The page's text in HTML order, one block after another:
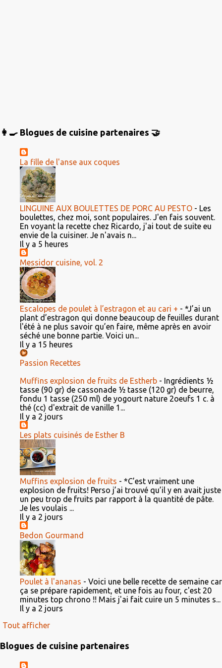
👩‍🍳 Blogues de cuisine partenaires 🤝
La fille de l'anse aux coques
LINGUINE AUX BOULETTES DE PORC AU PESTO - Les
boulettes, chez moi, sont populaires. J'en fais souvent.
En voyant la recette chez Ricardo, j'ai tout de suite eu
envie de la cuisiner. Je n'avais n...
Il y a 5 heures
Messidor cuisine, vol. 2
Escalopes de poulet à l’estragon et au cari + - *J’ai un
plant d’estragon qui donne beaucoup de feuilles durant
l'été à ne plus savoir qu’en faire, même après en avoir
séché une bonne partie. Voici un...
Il y a 15 heures
Passion Recettes
Muffins explosion de fruits de Estherb - Ingrédients ½
tasse (90 gr) de cassonade ½ tasse (120 gr) de beurre,
fondu 1 tasse (250 ml) de yogourt nature 2oeufs 1 c. à
thé (cc) d'extrait de vanille 1...
Il y a 2 jours
Les plats cuisinés de Esther B
Muffins explosion de fruits - *C’est vraiment une
explosion de fruits! Perso j’ai trouvé qu’il y en avait juste
un peu trop de fruits par rapport à la quantité de pâte.
Je les voulais ...
Il y a 2 jours
Bedon Gourmand
Poulet à l'ananas - Voici une belle recette de semaine car
ça se prépare rapidement, et une fois au four, c'est 20
minutes top chrono !! Mais j'ai fait cuire un 5 minutes s...
Il y a 2 jours
Tout afficher
Blogues de cuisine partenaires